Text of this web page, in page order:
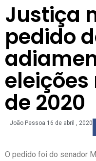
Justiça
pedido
de 2020
João Pessoa 16 de abril , 2020
O pedido foi do senador